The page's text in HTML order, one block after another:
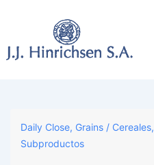
Main
Daily Close, Grains / Cereales,
Subproductos